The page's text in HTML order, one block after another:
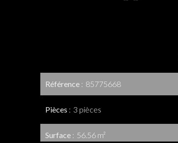
Référence 85775668
Pièces 3 pièces
Surface 56.56 m²